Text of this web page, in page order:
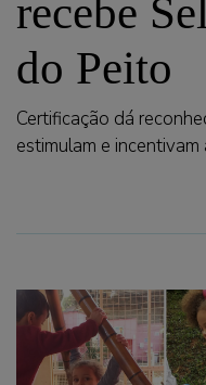
recebe
do Peito
Certificação dá
estimulam e